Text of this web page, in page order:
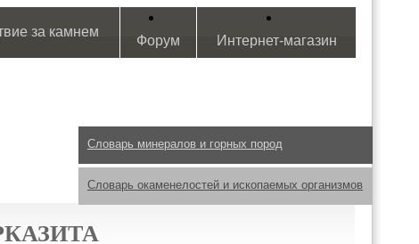
за камнем
Форум Интернет-магазин
Словарь минералов и горных пород
Словарь окаменелостей и ископаемых организмов